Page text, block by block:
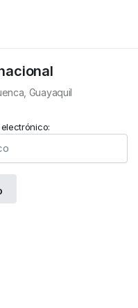
Guayaquil